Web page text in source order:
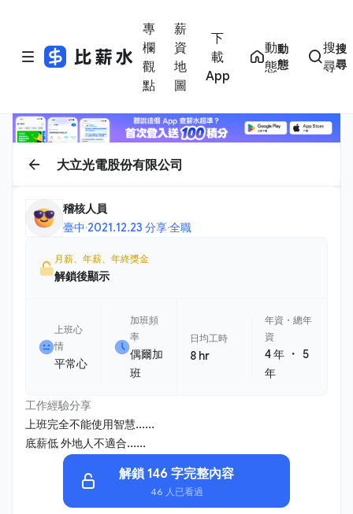
專
欄
觀
點
薪
資
地
圖
下
載
App
動
態
動
態
搜
尋
搜
尋
大立光電股份有限公司
稽核人員
臺中·2021.12.23 分享·全職
月薪、年薪、年終獎金
解鎖後顯示
上班心
情
平常心
加班頻
率
偶爾加
班
日均工時
8 hr
年資・總年
資
4 年 ・5
年
工作經驗分享
上班完全不能使用智慧......
底薪低 外地人不適合......
解鎖 146 字完整內容
46 人已看過